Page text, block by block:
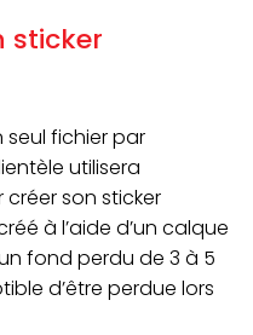
sticker
seul fichier par
utilisera
son sticker
à l’aide d’un calque
fond perdu de 3 à 5
d’être perdue lors